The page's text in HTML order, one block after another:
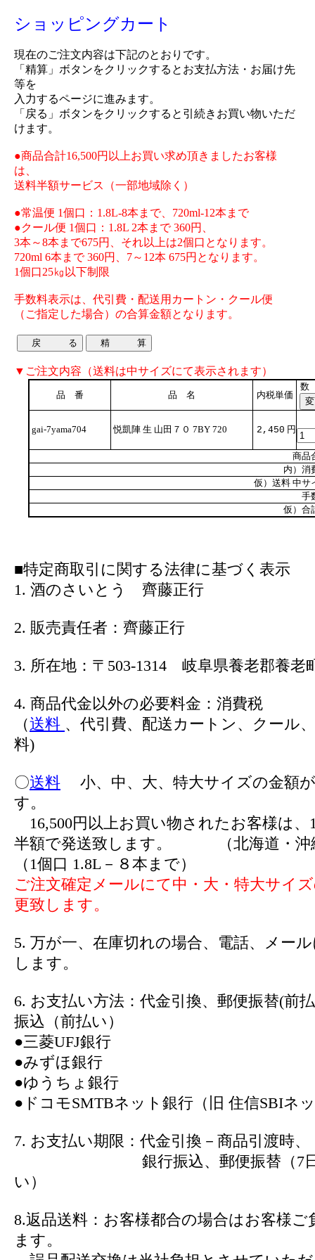
ショッピングカート
現在のご注文内容は下記のとおりです。
「精算」ボタンをクリックするとお支払方法・お届け先
等を
入力するページに進みます。
「戻る」ボタンをクリックすると引続きお買い物いただ
けます。
●商品合計16,500円以上お買い求め頂きましたお客様
は、
送料半額サービス（一部地域除く）
●常温便 1個口：1.8L-8本まで、720ml-12本まで
●クール便 1個口：1.8L 2本まで 360円、
3本～8本まで675円、それ以上は2個口となります。
720ml 6本まで 360円、7～12本 675円となります。
1個口25㎏以下制限
手数料表示は、代引費・配送用カートン・クール便
（ご指定した場合）の合算金額となります。
▼ご注文内容（送料は中サイズにて表示されます）
品 番 品 名 内税単価
数
gai-7yama704 悦凱陣 生 山田７０ 7BY 720 2,450 円
商品
内）消
仮）送料 中サ
手
仮）合
■特定商取引に関する法律に基づく表示
1. 酒のさいとう 齊藤正行
2. 販売責任者：齊藤正行
3. 所在地：〒503-1314 岐阜県養老郡養老
4. 商品代金以外の必要料金：消費税
（送料 、代引費、配送カートン、クール
料)
〇送料 小、中、大、特大サイズの金額
す。
16,500円以上お買い物されたお客様は、
半額で発送致します。 （北海道・沖
（1個口 1.8L－８本まで）
ご注文確定メールにて中・大・特大サイ
更致します。
5. 万が一、在庫切れの場合、電話、メー
します。
6. お支払い方法：代金引換、郵便振替(前
振込（前払い）
●三菱UFJ銀行
●みずほ銀行
●ゆうちょ銀行
●ドコモSMTBネット銀行（旧 住信SBIネ
7. お支払い期限：代金引換－商品引渡時、
銀行振込、郵便振替（7日
い）
8.返品送料：お客様都合の場合はお客様ご
ます。